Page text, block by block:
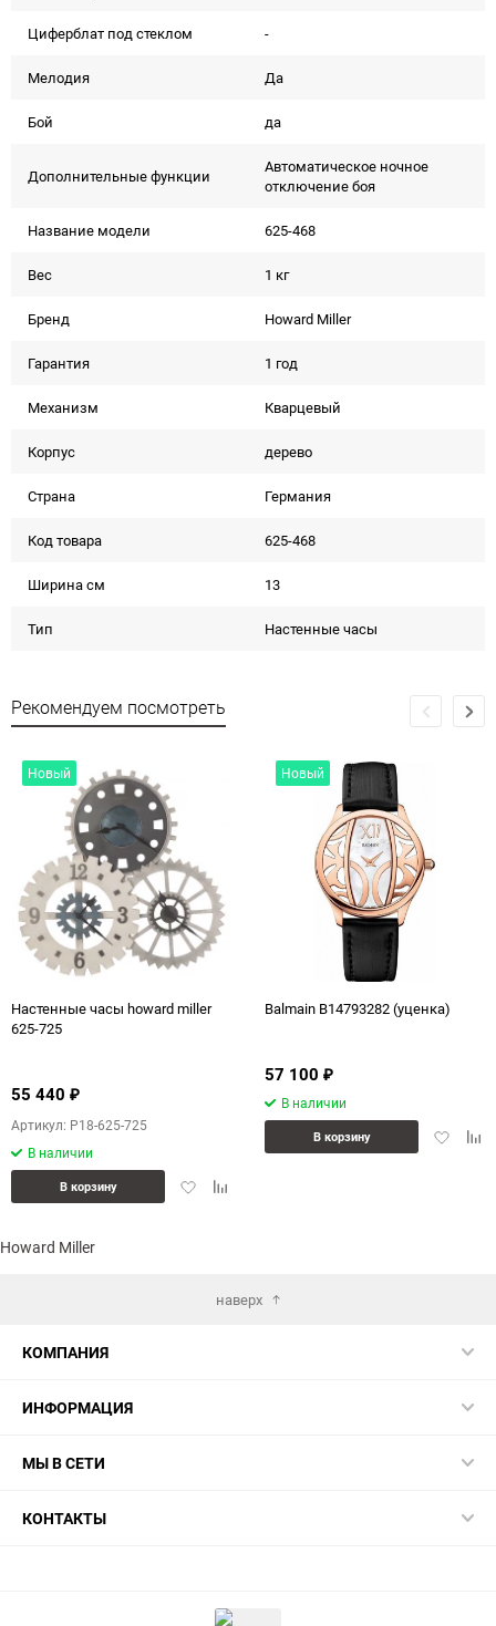
Циферблат под стеклом -
Мелодия Да
Бой да
Дополнительные функции
Автоматическое ночное
отключение боя
Название модели 625-468
Вес 1 кг
Бренд Howard Miller
Гарантия 1 год
Механизм Кварцевый
Корпус дерево
Страна Германия
Код товара 625-468
Ширина см 13
Тип Настенные часы
Рекомендуем посмотреть
Новый
Настенные часы howard miller
625-725
55 440 ₽
Артикул: P18-625-725
В наличии
ДобавитьДобавить
В корзину
Новый
Balmain B14793282 (уценка)
57 100 ₽
В наличии
В корзину
Howard Miller
наверх
КОМПАНИЯ
ИНФОРМАЦИЯ
МЫ В СЕТИ
КОНТАКТЫ